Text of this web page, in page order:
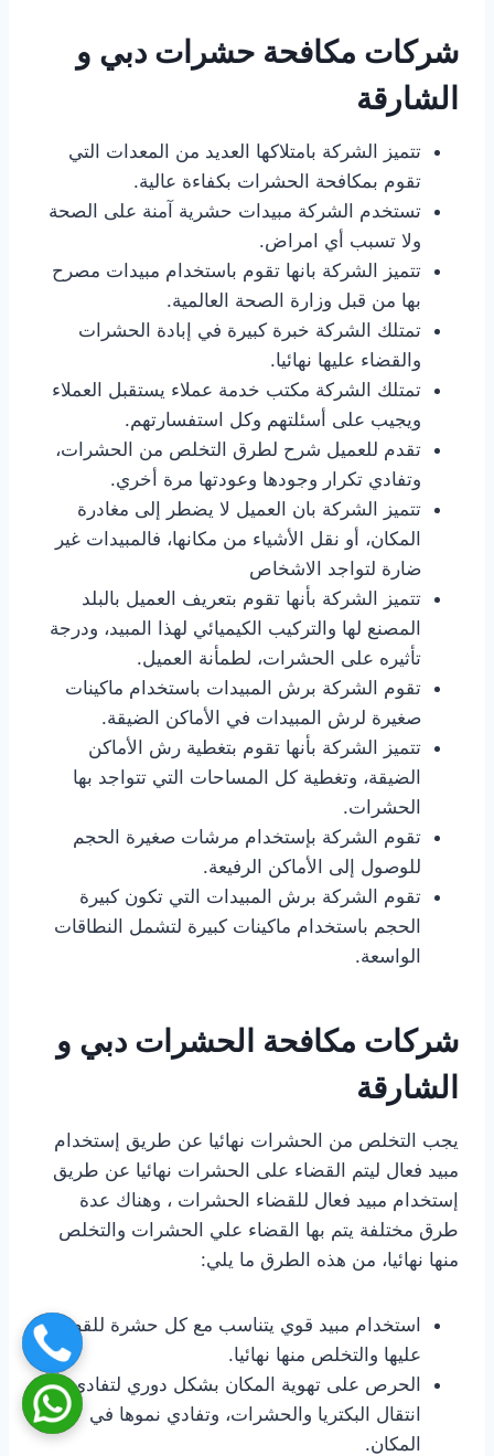
شركات مكافحة حشرات دبي و
الشارقة
تتميز الشركة بامتلاكها العديد من المعدات التي
تقوم بمكافحة الحشرات بكفاءة عالية.
تستخدم الشركة مبيدات حشرية آمنة على الصحة
ولا تسبب أي امراض.
تتميز الشركة بانها تقوم باستخدام مبيدات مصرح
بها من قبل وزارة الصحة العالمية.
تمتلك الشركة خبرة كبيرة في إبادة الحشرات
والقضاء عليها نهائيا.
تمتلك الشركة مكتب خدمة عملاء يستقبل العملاء
ويجيب على أسئلتهم وكل استفسارتهم.
تقدم للعميل شرح لطرق التخلص من الحشرات،
وتفادي تكرار وجودها وعودتها مرة أخري.
تتميز الشركة بان العميل لا يضطر إلى مغادرة
المكان، أو نقل الأشياء من مكانها، فالمبيدات غير
ضارة لتواجد الاشخاص
تتميز الشركة بأنها تقوم بتعريف العميل بالبلد
المصنع لها والتركيب الكيميائي لهذا المبيد، ودرجة
تأثيره على الحشرات، لطمأنة العميل.
تقوم الشركة برش المبيدات باستخدام ماكينات
صغيرة لرش المبيدات في الأماكن الضيقة.
تتميز الشركة بأنها تقوم بتغطية رش الأماكن
الضيقة، وتغطية كل المساحات التي تتواجد بها
الحشرات.
تقوم الشركة بإستخدام مرشات صغيرة الحجم
للوصول إلى الأماكن الرفيعة.
تقوم الشركة برش المبيدات التي تكون كبيرة
الحجم باستخدام ماكينات كبيرة لتشمل النطاقات
الواسعة.
شركات مكافحة الحشرات دبي و
الشارقة
يجب التخلص من الحشرات نهائيا عن طريق إستخدام
مبيد فعال ليتم القضاء على الحشرات نهائيا عن طريق
إستخدام مبيد فعال للقضاء الحشرات ، وهناك عدة
طرق مختلفة يتم بها القضاء علي الحشرات والتخلص
منها نهائيا، من هذه الطرق ما يلي:
استخدام مبيد قوي يتناسب مع كل حشرة للقضاء
عليها والتخلص منها نهائيا.
الحرص على تهوية المكان بشكل دوري لتفادي
انتقال البكتريا والحشرات، وتفادي نموها في
المكان.